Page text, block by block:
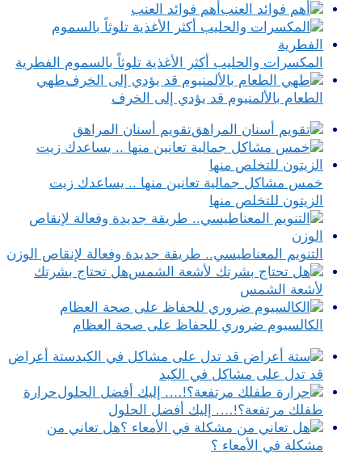
أهم فوائد العنب
المكسرات والحليب أكثر الأغذية تلوثاً بالسموم الفطرية
طهي
الطعام بالألمنيوم قد يؤدي إلى الخرف
تقويم أسنان المراهق
خمس مشاكل جمالية تعانين منها .. يساعدك زيت
الزيتون للتخلص منها
التنويم المعناطيسي.. طريقة جديدة وفعالة لإنقاص الوزن
هل تحتاج بشرتك
لأشعة الشمس
الكالسيوم ضروري للحفاظ على صحة العظام
ستة أعراض
قد تدل على مشاكل في الكبد
حرارة
طفلك مرتفعة؟!…. إليك أفضل الحلول
هل تعاني من
مشكلة في الأمعاء ؟